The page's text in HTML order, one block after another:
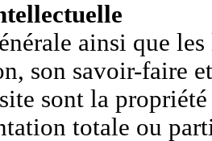
ainsi que
son savoir-faire
sont la
totale ou